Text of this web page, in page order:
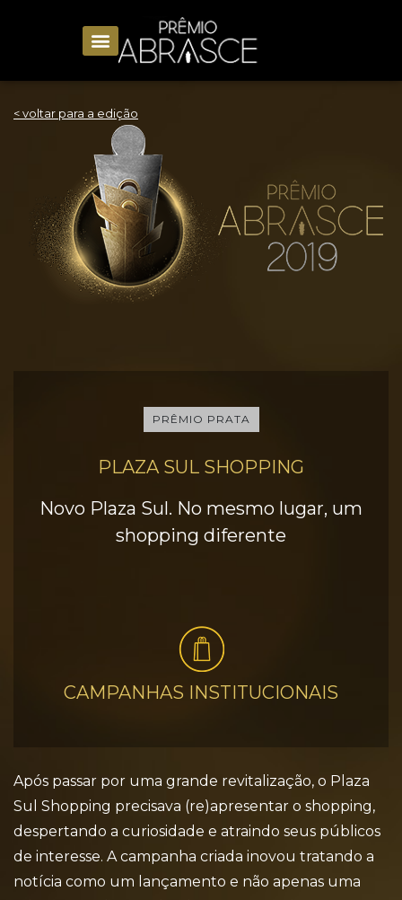
< voltar para a edição
PRÊMIO PRATA
PLAZA SUL SHOPPING
Novo Plaza Sul. No mesmo lugar, um
shopping diferente
CAMPANHAS INSTITUCIONAIS
Após passar por uma grande revitalização, o Plaza
Sul Shopping precisava (re)apresentar o shopping,
despertando a curiosidade e atraindo seus públicos
de interesse. A campanha criada inovou tratando a
notícia como um lançamento e não apenas uma